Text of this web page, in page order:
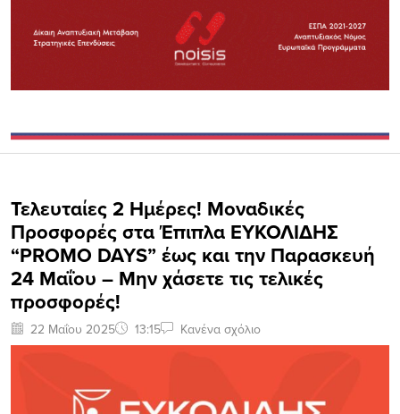
Τελευταίες 2 Ημέρες! Μοναδικές
Προσφορές στα Έπιπλα ΕΥΚΟΛΙΔΗΣ
“PROMO DAYS” έως και την Παρασκευή
24 Μαΐου – Μην χάσετε τις τελικές
προσφορές!
22 Μαΐου 2025 13:15 Κανένα σχόλιο